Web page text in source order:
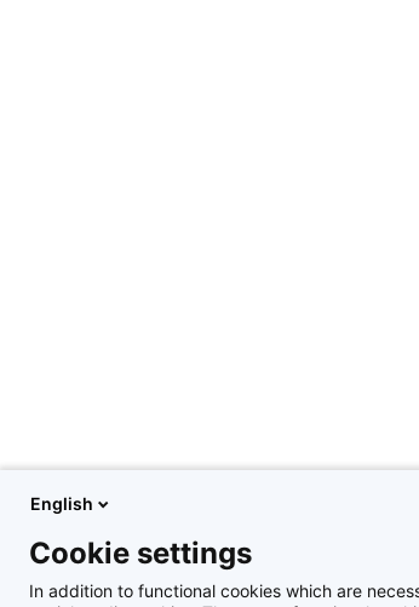
English
Cookie settings
In addition to functional cookies which are